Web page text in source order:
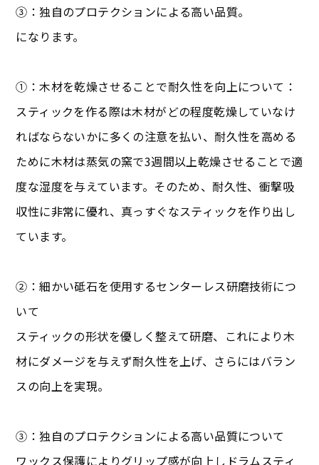
③：独自のプロテクションによる高い品質。
になります。
①：木材を乾燥させることで耐久性を向上について：
スティックを作る際は木材がどの程度乾燥していなけ
ればならないかに多くの注意を払い、耐久性を高める
ために木材は蒸気の窯で3週間以上乾燥させることで適
度な湿度を与えています。そのため、耐久性、衝撃吸
収性に非常に優れ、真っすぐなスティックを作り出し
ています。
②：細かい砥石を使用するセンターレス研磨技術につ
いて
スティックの形状を優しく整えて研磨、これにより木
材にダメージを与えず耐久性を上げ、さらにはバラン
スの向上を実現。
③：独自のプロテクションによる高い品質について
ワックス保護によりグリップ感が向上しドラムスティ